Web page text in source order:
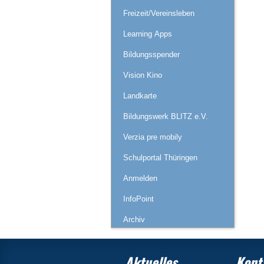
Freizeit/Vereinsleben
Learning Apps
Bildungsspender
Vision Kino
Landkarte
Bildungswerk BLITZ e.V.
Verzia pre mobily
Schulportal Thüringen
Anmelden
InfoPoint
Archiv